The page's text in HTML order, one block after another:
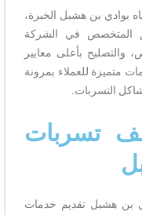
بوادي بن هشبل الخبرة،
المتخصص في الشركة
بأعلى معايير
متميزة للعملاء بمرونة
التسربات.
تسربات
بن هشبل تقديم خدمات